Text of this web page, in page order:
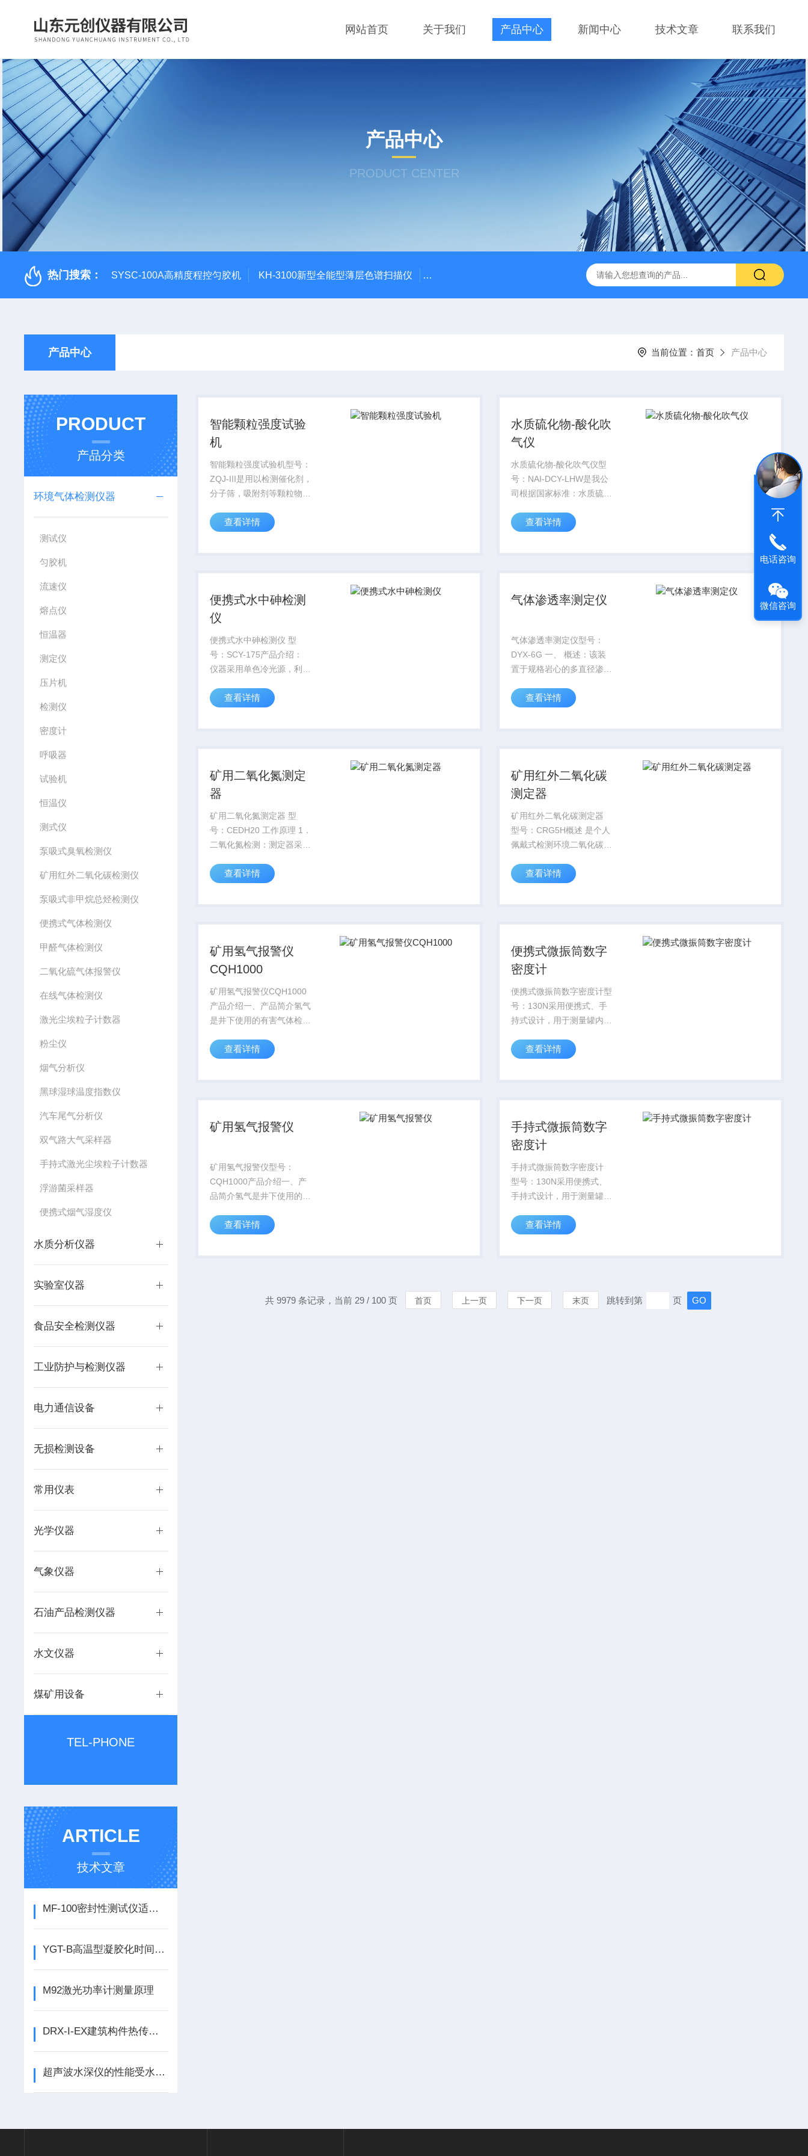
网站首页 关于我们 产品中心 新闻中心 技术文章 联系我们
产品中心
PRODUCT CENTER
热门搜索： SYSC-100A高精度程控匀胶机 KH-3100新型全能型薄层色谱扫描仪 DGJ-03电工技术实验装置 CS-300轨道式摇床 JKG-203新型冷原子吸收测汞仪
产品中心 当前位置： 首页 产品中心
PRODUCT
产品分类
环境气体检测仪器
测试仪
匀胶机
流速仪
熔点仪
恒温器
测定仪
压片机
检测仪
密度计
呼吸器
试验机
恒温仪
测式仪
泵吸式臭氧检测仪
矿用红外二氧化碳检测仪
泵吸式非甲烷总烃检测仪
便携式气体检测仪
甲醛气体检测仪
二氧化硫气体报警仪
在线气体检测仪
激光尘埃粒子计数器
粉尘仪
烟气分析仪
黑球湿球温度指数仪
汽车尾气分析仪
双气路大气采样器
手持式激光尘埃粒子计数器
浮游菌采样器
便携式烟气湿度仪
水质分析仪器
实验室仪器
食品安全检测仪器
工业防护与检测仪器
电力通信设备
无损检测设备
常用仪表
光学仪器
气象仪器
石油产品检测仪器
水文仪器
煤矿用设备
TEL-PHONE
ARTICLE
技术文章
MF-100密封性测试仪适用范围
YGT-B高温型凝胶化时间测试仪技术规格
M92激光功率计测量原理
DRX-I-EX建筑构件热传递实验分析仪 工作原理与执行标准
超声波水深仪的性能受水温、盐度、水压等多因素的影响
智能颗粒强度试验
机
智能颗粒强度试验机型号：
ZQJ-III是用以检测催化剂，
分子筛，吸附剂等颗粒物品
脑芯片为控制核心，具有高
误地判断被测样品的抗压碎
查看详情
水质硫化物-酸化吹
气仪
水质硫化物-酸化吹气仪型
号：NAI-DCY-LHW是我公
司根据国家标准：水质硫化
度法（碘量法）GB T
的。*样品前处理的需要。
查看详情
便携式水中砷检测
仪
便携式水中砷检测仪 型
号：SCY-175产品介绍：
仪器采用单色冷光源，利用
显示水样的砷浓度值。广泛
水、污水和工业废水的测
查看详情
气体渗透率测定仪
气体渗透率测定仪型号：
DYX-6G 一、 概述：该装
置于规格岩心的多直径渗透
1、 测试范围宽。2、 仪器
1996标准。3、 可测量多种
查看详情
矿用二氧化氮测定
器
矿用二氧化氮测定器 型
号：CEDH20 工作原理 1．
二氧化氮检测：测定器采用
电讯号的转换元件，该电讯
理后驱动数码管显示相应数
查看详情
矿用红外二氧化碳
测定器
矿用红外二氧化碳测定器
型号：CRG5H概述 是个人
佩戴式检测环境二氧化碳气
外二氧化碳传感器和模拟电
智能化控制技术，能迅速、
查看详情
矿用氢气报警仪
CQH1000
矿用氢气报警仪CQH1000
产品介绍一、产品简介氢气
是井下使用的有害气体检测
4%~74%时具有爆炸危险。
器和蓄电池充电。此外，矿
查看详情
便携式微振筒数字
密度计
便携式微振筒数字密度计型
号：130N采用便携式、手
持式设计，用于测量罐内液
测量完毕后数据自动显示,
方便.
查看详情
矿用氢气报警仪
矿用氢气报警仪型号：
CQH1000产品介绍一、产
品简介氢气是井下使用的有
浓度达到4%~74%时具有爆
源是变压器和蓄电池充电。
查看详情
手持式微振筒数字
密度计
手持式微振筒数字密度计
型号：130N采用便携式、
手持式设计，用于测量罐内
度），测量完毕后数据自动
单，携带方便.
查看详情
共 9979 条记录，当前 29 / 100 页 首页 上一页 下一页 末页 跳转到第 页
电话咨询
微信咨询